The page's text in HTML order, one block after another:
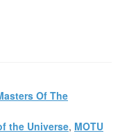
Of The
the Universe, MOTU